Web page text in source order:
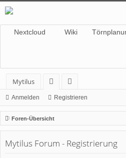
Nextcloud Wiki
Mytilus
or
en
itg
lie
de
r
Anmelden Registrieren
Foren-Übersicht
Mytilus Forum - Registrierung